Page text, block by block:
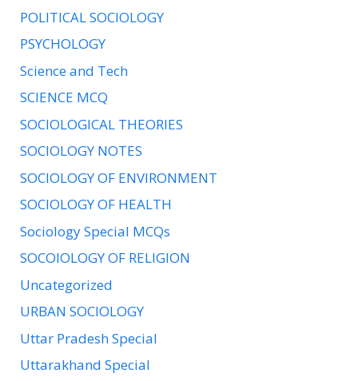
POLITICAL SOCIOLOGY
PSYCHOLOGY
Science and Tech
SCIENCE MCQ
SOCIOLOGICAL THEORIES
SOCIOLOGY NOTES
SOCIOLOGY OF ENVIRONMENT
SOCIOLOGY OF HEALTH
Sociology Special MCQs
SOCOIOLOGY OF RELIGION
Uncategorized
URBAN SOCIOLOGY
Uttar Pradesh Special
Uttarakhand Special